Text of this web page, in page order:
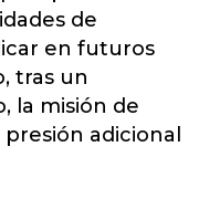
de
en futuros
tras un
la misión de
adicional